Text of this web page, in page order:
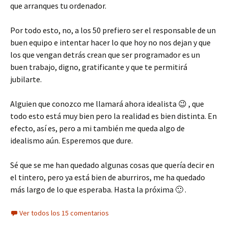
que arranques tu ordenador.
Por todo esto, no, a los 50 prefiero ser el responsable de un
buen equipo e intentar hacer lo que hoy no nos dejan y que
los que vengan detrás crean que ser programador es un
buen trabajo, digno, gratificante y que te permitirá
jubilarte.
Alguien que conozco me llamará ahora idealista 😉 , que
todo esto está muy bien pero la realidad es bien distinta. En
efecto, así es, pero a mi también me queda algo de
idealismo aún. Esperemos que dure.
Sé que se me han quedado algunas cosas que quería decir en
el tintero, pero ya está bien de aburriros, me ha quedado
más largo de lo que esperaba. Hasta la próxima 🙂 .
Ver todos los 15 comentarios